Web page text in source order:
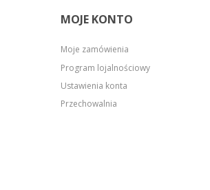
MOJE KONTO
Moje zamówienia
Program lojalnościowy
Ustawienia konta
Przechowalnia